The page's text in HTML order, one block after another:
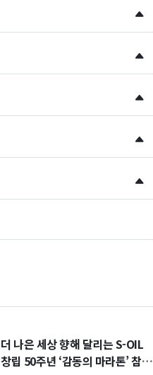
더 나은 세상 향해 달리는 S-OIL
창립 50주년 ‘감동의 마라톤’ 참가